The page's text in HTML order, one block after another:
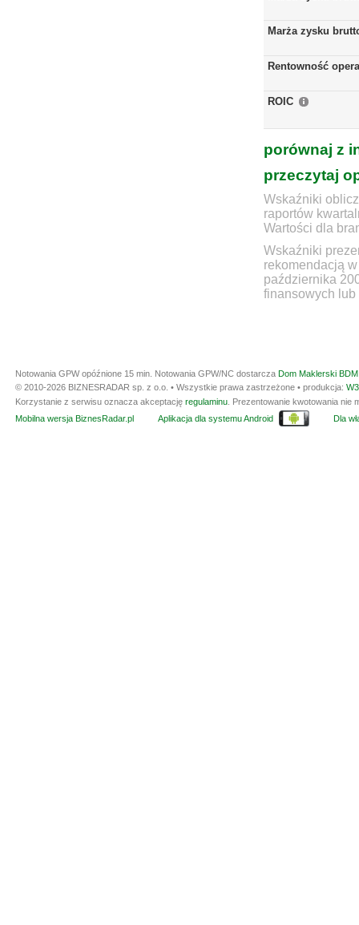
Marża zysku
Rentowność
ROIC
porównaj z
przeczytaj
Wskaźniki
raportów
Wartości dla
Wskaźniki
rekomendacją
października
finansowych lub
Notowania GPW opóźnione 15 min. Notowania GPW/NC dostarcza Dom Maklerski
© 2010-2026 BIZNESRADAR sp. z o.o. • Wszystkie prawa zastrzeżone • produkcja:
Korzystanie z serwisu oznacza akceptację regulaminu . Prezentowanie kwotowania
Mobilna wersja BiznesRadar.pl
Aplikacja dla systemu Android Dla